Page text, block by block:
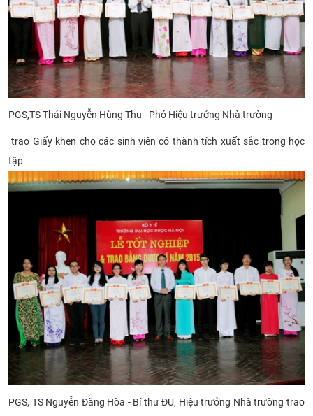
PGS,TS Thái Nguyễn Hùng Thu - Phó Hiệu trưởng Nhà trường
trao Giấy khen cho các sinh viên có thành tích xuất sắc trong học
tập
PGS, TS Nguyễn Đăng Hòa - Bí thư ĐU, Hiệu trưởng Nhà trường trao